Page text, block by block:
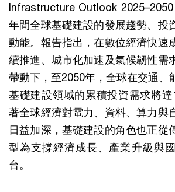
Infrastructure Outlook
年間全球基礎建設的發展趨勢、投
動能。報告指出，在數位經濟快速
續推進、城市化加速及氣候韌性需
帶動下，至2050年，全球在交通、
基礎建設領域的累積投資需求將
著全球經濟對電力、資料、算力與
日益加深，基礎建設的角色也正從
型為支撐經濟成長、產業升級與
台。